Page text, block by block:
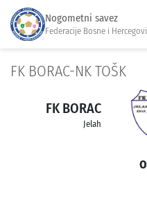
Nogometni savez
Federacije Bosne i
FK BORAC-NK TOŠK
FK BORAC
Jelah